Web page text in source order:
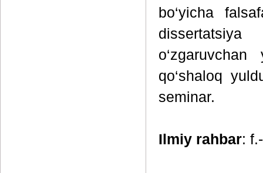
bo‘yicha
qo‘shaloq
seminar.
Ilmiy rahbar: